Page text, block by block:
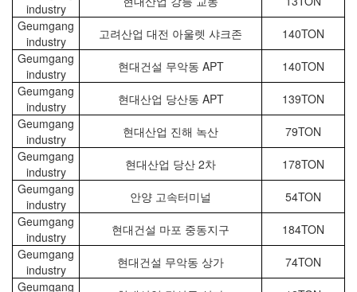
industry
Geumgang
industry
고려산업 대전 아울렛 샤크존
140TON
Geumgang
industry
현대건설 무악동 APT
140TON
Geumgang
industry
현대산업 당산동 APT
139TON
Geumgang
industry
현대산업 진해 녹산
79TON
Geumgang
industry
현대산업 당산 2차
178TON
Geumgang
industry
안양 고속터미널
54TON
Geumgang
industry
현대건설 마포 중동지구
184TON
Geumgang
industry
현대건설 무악동 상가
74TON
Geumgang